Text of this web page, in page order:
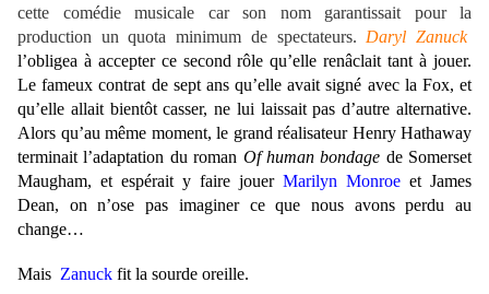
cette comédie musicale car son nom garantissait pour la
production un quota minimum de spectateurs. Daryl Zanuck
l’obligea à accepter ce second rôle qu’elle renâclait tant à jouer.
Le fameux contrat de sept ans qu’elle avait signé avec la Fox, et
qu’elle allait bientôt casser, ne lui laissait pas d’autre alternative.
Alors qu’au même moment, le grand réalisateur Henry Hathaway
terminait l’adaptation du roman Of human bondage de Somerset
Maugham, et espérait y faire jouer Marilyn Monroe et James
Dean, on n’ose pas imaginer ce que nous avons perdu au
change…
Mais Zanuck fit la sourde oreille.